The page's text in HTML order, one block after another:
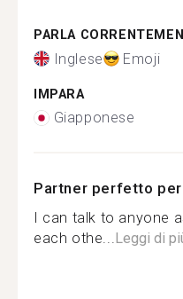
PARLA
Inglese Emoji
IMPARA
Giapponese
Partner perfetto
I can talk to anyone
each othe...Leggi di